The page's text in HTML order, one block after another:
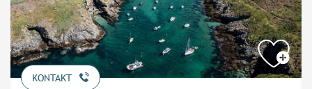
KONTAKT